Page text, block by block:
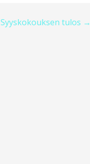
Syyskokouksen tulos →